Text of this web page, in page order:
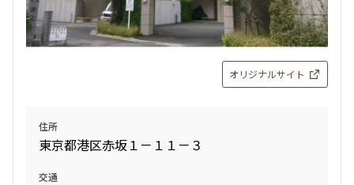
オリジナルサイト
住所
東京都港区赤坂１－１１－３
交通